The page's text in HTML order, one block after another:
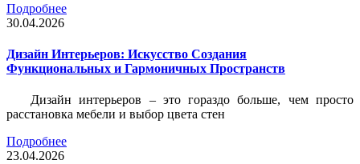
Подробнее
30.04.2026
Дизайн Интерьеров: Искусство Создания
Функциональных и Гармоничных Пространств
Дизайн интерьеров – это гораздо больше, чем просто
расстановка мебели и выбор цвета стен
Подробнее
23.04.2026